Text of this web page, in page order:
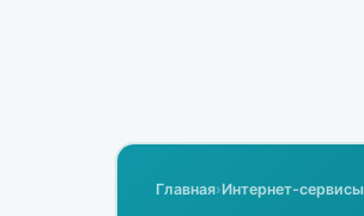
Главная›Интернет-сервисы